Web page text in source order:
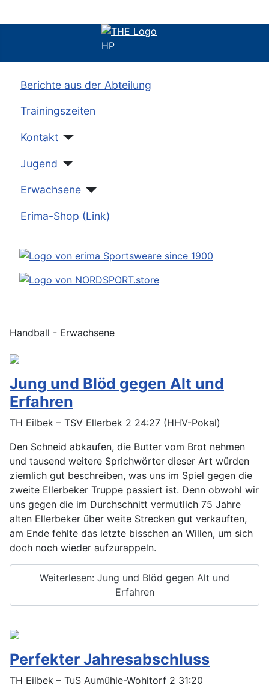
Berichte aus der Abteilung
Trainingszeiten
Kontakt
Jugend
Erwachsene
Erima-Shop (Link)
Handball - Erwachsene
Jung und Blöd gegen Alt und
Erfahren
TH Eilbek – TSV Ellerbek 2 24:27 (HHV-Pokal)
Den Schneid abkaufen, die Butter vom Brot nehmen
und tausend weitere Sprichwörter dieser Art würden
ziemlich gut beschreiben, was uns im Spiel gegen die
zweite Ellerbeker Truppe passiert ist. Denn obwohl wir
uns gegen die im Durchschnitt vermutlich 75 Jahre
alten Ellerbeker über weite Strecken gut verkauften,
am Ende fehlte das letzte bisschen an Willen, um sich
doch noch wieder aufzurappeln.
Weiterlesen: Jung und Blöd gegen Alt und
Erfahren
Perfekter Jahresabschluss
TH Eilbek – TuS Aumühle-Wohltorf 2 31:20